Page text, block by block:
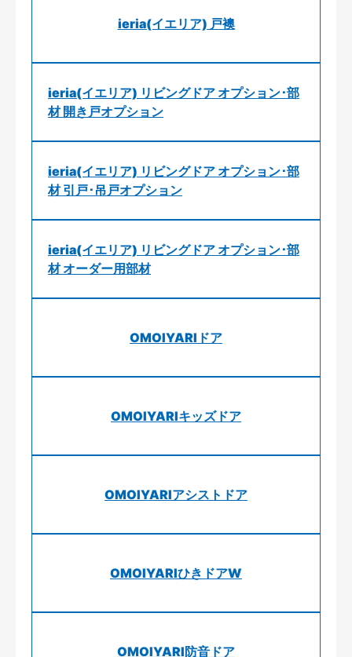
ieria(イエリア) 戸襖
ieria(イエリア) リビングドア オプション･部
材 開き戸オプション
ieria(イエリア) リビングドア オプション･部
材 引戸･吊戸オプション
ieria(イエリア) リビングドア オプション･部
材 オーダー用部材
OMOIYARIドア
OMOIYARIキッズドア
OMOIYARIアシストドア
OMOIYARIひきドアW
OMOIYARI防音ドア